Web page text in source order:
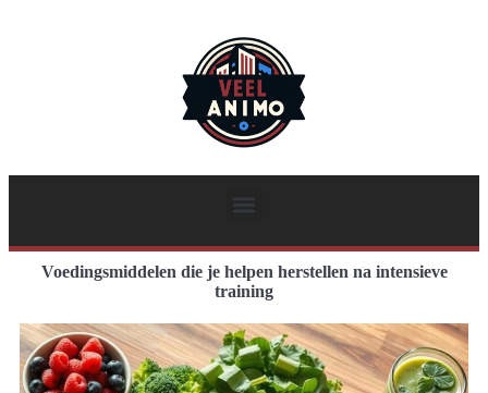
Voedingsmiddelen die je helpen herstellen na intensieve
training